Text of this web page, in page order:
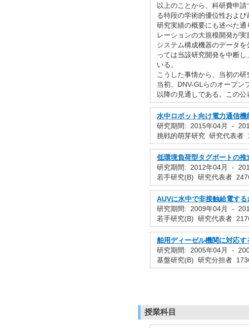
以上のことから、科研費申
る特段の学術的優位性およ
研究実績の概要にも述べた
レーションの大規模開発が
システム構成機器のデータ
っては当該研究開発を中断
いる。
こうした事情から、当初の研
当初、DNV-GLらのオープン
以降の見通しである。この公
水中ロボット向け電力通信
研究期間: 2015年04月 -
挑戦的萌芽研究 研究代表者
低環境負荷型タグボートの
研究期間: 2012年04月 -
若手研究(B) 研究代表者
AUVに水中で非接触給電す
研究期間: 2009年04月 -
若手研究(B) 研究代表者
舶用ディーゼル機関に対応
研究期間: 2005年04月 -
基盤研究(B) 研究分担者
授業科目